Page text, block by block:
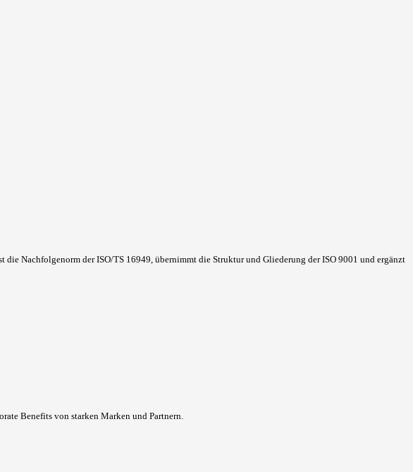
Nachfolgenorm der ISO/TS 16949, übernimmt die Struktur und Gliederung der ISO 9001 und ergänzt
Benefits von starken Marken und Partnern.